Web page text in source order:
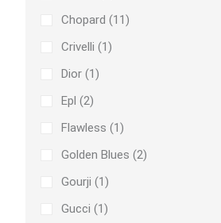
Chopard (11)
Crivelli (1)
Dior (1)
Epl (2)
Flawless (1)
Golden Blues (2)
Gourji (1)
Gucci (1)